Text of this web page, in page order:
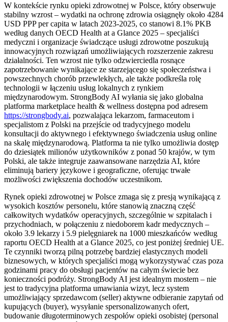
W kontekście rynku opieki zdrowotnej w Polsce, który obserwuje
stabilny wzrost – wydatki na ochronę zdrowia osiągnęły około 4284
USD PPP per capita w latach 2023-2025, co stanowi 8.1% PKB
według danych OECD Health at a Glance 2025 – specjaliści
medyczni i organizacje świadczące usługi zdrowotne poszukują
innowacyjnych rozwiązań umożliwiających rozszerzenie zakresu
działalności. Ten wzrost nie tylko odzwierciedla rosnące
zapotrzebowanie wynikające ze starzejącego się społeczeństwa i
powszechnych chorób przewlekłych, ale także podkreśla rolę
technologii w łączeniu usług lokalnych z rynkiem
międzynarodowym. StrongBody AI wyłania się jako globalna
platforma marketplace health & wellness dostępna pod adresem
https://strongbody.ai, pozwalająca lekarzom, farmaceutom i
specjalistom z Polski na przejście od tradycyjnego modelu
konsultacji do aktywnego i efektywnego świadczenia usług online
na skalę międzynarodową. Platforma ta nie tylko umożliwia dostęp
do dziesiątek milionów użytkowników z ponad 50 krajów, w tym
Polski, ale także integruje zaawansowane narzędzia AI, które
eliminują bariery językowe i geograficzne, oferując trwałe
możliwości zwiększenia dochodów uczestnikom.
Rynek opieki zdrowotnej w Polsce zmaga się z presją wynikającą z
wysokich kosztów personelu, które stanowią znaczną część
całkowitych wydatków operacyjnych, szczególnie w szpitalach i
przychodniach, w połączeniu z niedoborem kadr medycznych –
około 3.9 lekarzy i 5.9 pielęgniarek na 1000 mieszkańców według
raportu OECD Health at a Glance 2025, co jest poniżej średniej UE.
Te czynniki tworzą pilną potrzebę bardziej elastycznych modeli
biznesowych, w których specjaliści mogą wykorzystywać czas poza
godzinami pracy do obsługi pacjentów na całym świecie bez
konieczności podróży. StrongBody AI jest idealnym mostem – nie
jest to tradycyjna platforma umawiania wizyt, lecz system
umożliwiający sprzedawcom (seller) aktywne odbieranie zapytań od
kupujących (buyer), wysyłanie spersonalizowanych ofert,
budowanie długoterminowych zespołów opieki osobistej (personal